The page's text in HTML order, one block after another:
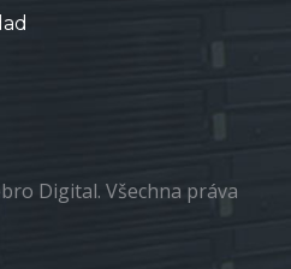
Digital. Všechna práva